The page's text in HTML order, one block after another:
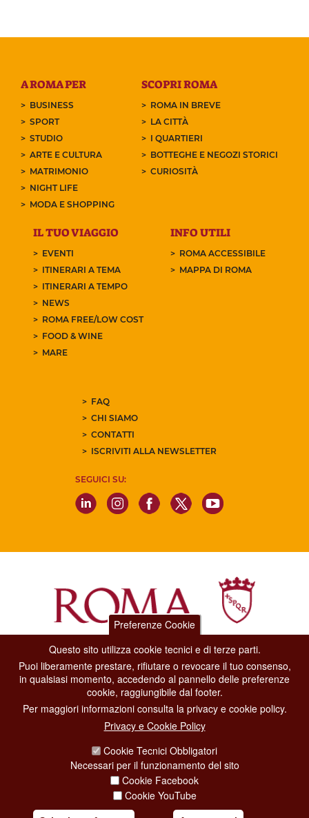
A ROMA PER
BUSINESS
SPORT
STUDIO
ARTE E CULTURA
MATRIMONIO
NIGHT LIFE
MODA E SHOPPING
SCOPRI ROMA
ROMA IN BREVE
LA CITTÀ
I QUARTIERI
BOTTEGHE E NEGOZI STORICI
CURIOSITÀ
IL TUO VIAGGIO
EVENTI
ITINERARI A TEMA
ITINERARI A TEMPO
NEWS
ROMA FREE/LOW COST
FOOD & WINE
MARE
INFO UTILI
ROMA ACCESSIBILE
MAPPA DI ROMA
FAQ
CHI SIAMO
CONTATTI
ISCRIVITI ALLA NEWSLETTER
SEGUICI SU:
Dipartimento Grandi Eventi, Sport, Turismo e Moda.
Via di San Basilio, 51
00187 Roma
CONTACT CENTER TEL. 06 06 08
CONTATTA LA REDAZIONE
SOCIAL MEDIA POLICY
Preferenze Cookie
Questo sito utilizza cookie tecnici e di terze parti.
Puoi liberamente prestare, rifiutare o revocare il tuo consenso,
in qualsiasi momento, accedendo al pannello delle preferenze
cookie, raggiungibile dal footer.
Per maggiori informazioni consulta la privacy e cookie policy.
Privacy e Cookie Policy
Cookie Tecnici Obbligatori
Necessari per il funzionamento del sito
Cookie Facebook
Cookie YouTube